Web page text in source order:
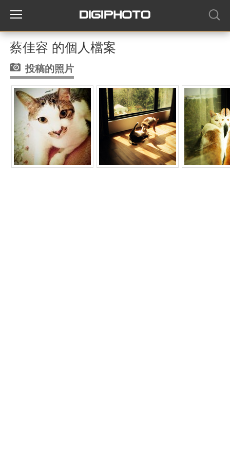
蔡佳容 的個人檔案
投稿的照片